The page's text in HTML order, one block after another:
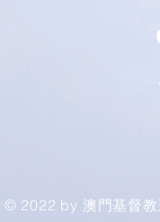
© 2022 by 澳門基督教